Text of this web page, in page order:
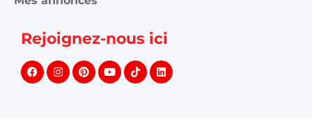
Rejoignez-nous ici